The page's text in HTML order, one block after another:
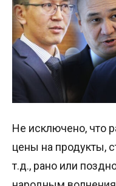
Не исключено, что
цены на продукты,
т.д., рано или